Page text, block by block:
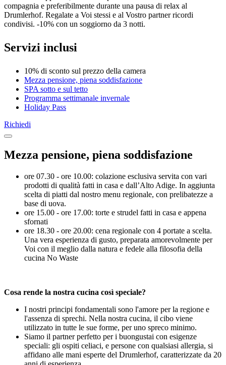
compagnia e preferibilmente durante una pausa di relax al
Drumlerhof. Regalate a Voi stessi e al Vostro partner ricordi
condivisi. -10% con un soggiorno da 3 notti.
Servizi inclusi
10% di sconto sul prezzo della camera
Mezza pensione, piena soddisfazione
SPA sotto e sul tetto
Programma settimanale invernale
Holiday Pass
Richiedi
Mezza pensione, piena soddisfazione
ore 07.30 - ore 10.00: colazione esclusiva servita con vari
prodotti di qualità fatti in casa e dall’Alto Adige. In aggiunta
scelta di piatti dal nostro menu regionale, con prelibatezze a
base di uova.
ore 15.00 - ore 17.00: torte e strudel fatti in casa e appena
sfornati
ore 18.30 - ore 20.00: cena regionale con 4 portate a scelta.
Una vera esperienza di gusto, preparata amorevolmente per
Voi con il meglio dalla natura e fedele alla filosofia della
cucina No Waste
Cosa rende la nostra cucina così speciale?
I nostri principi fondamentali sono l'amore per la regione e
l'assenza di sprechi. Nella nostra cucina, il cibo viene
utilizzato in tutte le sue forme, per uno spreco minimo.
Siamo il partner perfetto per i buongustai con esigenze
speciali: gli ospiti celiaci, e persone con qualsiasi allergia, si
affidano alle mani esperte del Drumlerhof, caratterizzate da 20